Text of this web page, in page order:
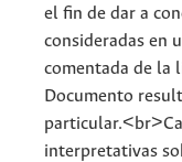
el fin de dar a
consideradas en
comentada de la
Documento
interpretativas